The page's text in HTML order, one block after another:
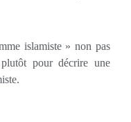
islamiste » non pas
pour décrire une